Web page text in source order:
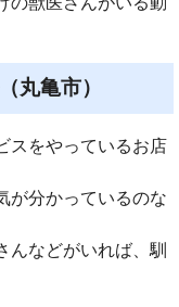
丸亀市）
スをやっているお店
が分かっているのな
んなどがいれば、馴